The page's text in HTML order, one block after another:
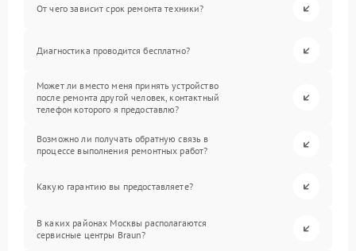
От чего зависит срок ремонта техники?
Диагностика проводится бесплатно?
Может ли вместо меня принять устройство
после ремонта другой человек, контактный
телефон которого я предоставлю?
Возможно ли получать обратную связь в
процессе выполнения ремонтных работ?
Какую гарантию вы предоставляете?
В каких районах Москвы располагаются
сервисные центры Braun?